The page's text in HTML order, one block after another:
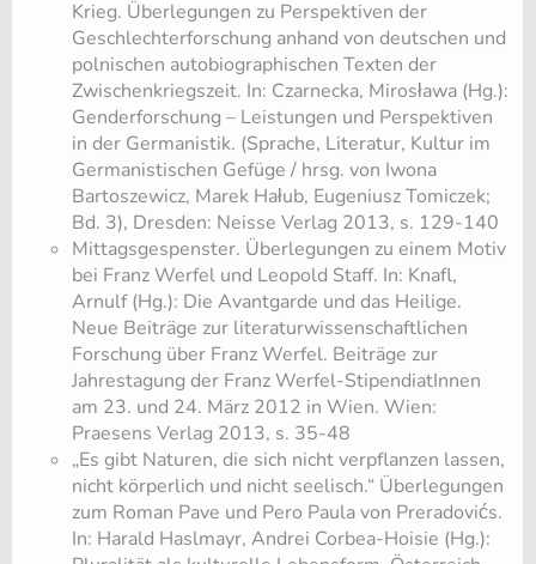
Krieg. Überlegungen zu Perspektiven der
Geschlechterforschung anhand von deutschen und
polnischen autobiographischen Texten der
Zwischenkriegszeit. In: Czarnecka, Mirosława (Hg.):
Genderforschung – Leistungen und Perspektiven
in der Germanistik. (Sprache, Literatur, Kultur im
Germanistischen Gefüge / hrsg. von Iwona
Bartoszewicz, Marek Hałub, Eugeniusz Tomiczek;
Bd. 3), Dresden: Neisse Verlag 2013, s. 129-140
Mittagsgespenster. Überlegungen zu einem Motiv
bei Franz Werfel und Leopold Staff. In: Knafl,
Arnulf (Hg.): Die Avantgarde und das Heilige.
Neue Beiträge zur literaturwissenschaftlichen
Forschung über Franz Werfel. Beiträge zur
Jahrestagung der Franz Werfel-StipendiatInnen
am 23. und 24. März 2012 in Wien. Wien:
Praesens Verlag 2013, s. 35-48
„Es gibt Naturen, die sich nicht verpflanzen lassen,
nicht körperlich und nicht seelisch.“ Überlegungen
zum Roman Pave und Pero Paula von Preradovićs.
In: Harald Haslmayr, Andrei Corbea-Hoisie (Hg.):